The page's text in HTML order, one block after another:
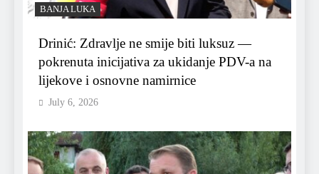
BANJA LUKA
Drinić: Zdravlje ne smije biti luksuz —
pokrenuta inicijativa za ukidanje PDV-a na
lijekove i osnovne namirnice
July 6, 2026